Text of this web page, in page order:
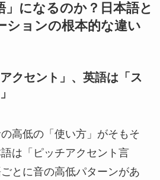
」になるのか？日本語と
ションの根本的な違い
クセント」、英語は「ス
高低の「使い方」がそもそ
は「ピッチアクセント言
とに音の高低パターンがあ